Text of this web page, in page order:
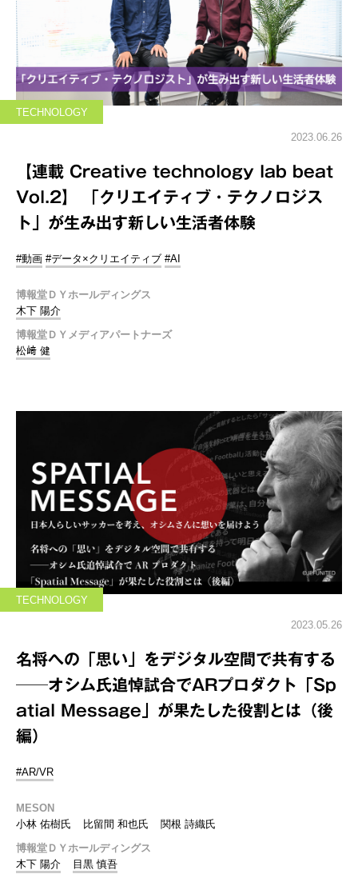
TECHNOLOGY
2023.06.26
【連載 Creative technology lab beat
Vol.2】 「クリエイティブ・テクノロジス
ト」が生み出す新しい生活者体験
#動画 #データ×クリエイティブ #AI
博報堂ＤＹホールディングス
木下 陽介
博報堂ＤＹメディアパートナーズ
松﨑 健
TECHNOLOGY
2023.05.26
名将への「思い」をデジタル空間で共有する
──オシム氏追悼試合でARプロダクト「Sp
atial Message」が果たした役割とは（後
編）
#AR/VR
MESON
小林 佑樹氏
比留間 和也氏
関根 詩織氏
博報堂ＤＹホールディングス
木下 陽介
目黒 慎吾